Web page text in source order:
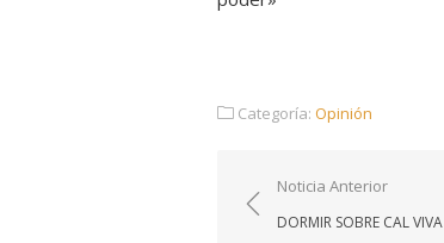
Categoría: Opinión
Navegación
de
Noticia Anterior
DORMIR SOBRE CAL VIVA